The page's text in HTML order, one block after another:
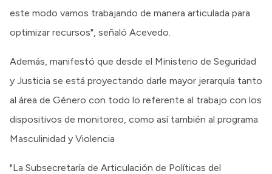
este modo vamos trabajando de manera articulada para
optimizar recursos", señaló Acevedo.
Además, manifestó que desde el Ministerio de Seguridad
y Justicia se está proyectando darle mayor jerarquía tanto
al área de Género con todo lo referente al trabajo con los
dispositivos de monitoreo, como así también al programa
Masculinidad y Violencia
"La Subsecretaría de Articulación de Políticas del